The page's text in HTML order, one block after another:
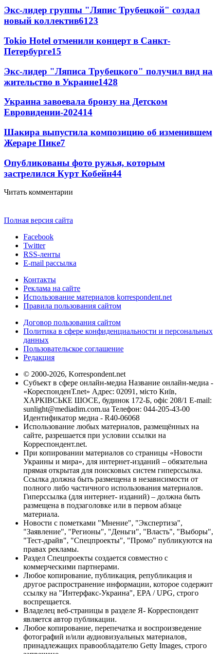
Экс-лидер группы "Ляпис Трубецкой" создал
новый коллектив6123
Tokio Hotel отменили концерт в Санкт-
Петербурге15
Экс-лидер "Ляписа Трубецкого" получил вид на
жительство в Украине1428
Украина завоевала бронзу на Детском
Евровидении-202414
Шакира выпустила композицию об изменившем
Жераре Пике7
Опубликованы фото ружья, которым
застрелился Курт Кобейн44
Читать комментарии
Полная версия сайта
Facebook
Twitter
RSS-ленты
E-mail рассылка
Контакты
Реклама на сайте
Использование материалов korrespondent.net
Правила пользования сайтом
Договор пользования сайтом
Политика в сфере конфиденциальности и персональных
данных
Пользовательское соглашение
Редакция
© 2000-2026, Korrespondent.net
Субъект в сфере онлайн-медиа Название онлайн-медиа -
«КореспонденТ.net» Адрес: 02091, місто Київ,
ХАРКІВСЬКЕ ШОСЕ, будинок 172-Б, офіс 208/1 E-mail:
sunlight@mediadim.com.ua Телефон: 044-205-43-00
Идентификатор медиа - R40-06068
Использование любых материалов, размещённых на
сайте, разрешается при условии ссылки на
Корреспондент.net.
При копировании материалов со страницы «Новости
Украины и мира», для интернет-изданий – обязательна
прямая открытая для поисковых систем гиперссылка.
Ссылка должна быть размещена в независимости от
полного либо частичного использования материалов.
Гиперссылка (для интернет- изданий) – должна быть
размещена в подзаголовке или в первом абзаце
материала.
Новости с пометками "Мнение", "Экспертиза",
"Заявление", "Регионы", "Деньги", "Власть", "Выборы",
"Тест-драйв", "Спецпроекты", "Промо" публикуются на
правах рекламы.
Раздел Спецпроекты создается совместно с
коммерческими партнерами.
Любое копирование, публикация, републикация и
другое распространение информации, которое содержит
ссылку на "Интерфакс-Украина", EPA / UPG, строго
воспрещается.
Владелец веб-страницы в разделе Я- Корреспондент
является автор публикации.
Любое копирование, перепечатка и воспроизведение
фотографий и/или аудиовизуальных материалов,
принадлежащих правообладателю Getty Images, строго